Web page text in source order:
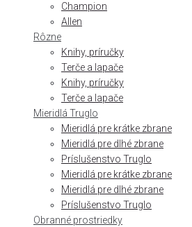
Champion
Allen
Rôzne
Knihy, príručky
Terče a lapače
Knihy, príručky
Terče a lapače
Mieridlá Truglo
Mieridlá pre krátke zbrane
Mieridlá pre dlhé zbrane
Príslušenstvo Truglo
Mieridlá pre krátke zbrane
Mieridlá pre dlhé zbrane
Príslušenstvo Truglo
Obranné prostriedky